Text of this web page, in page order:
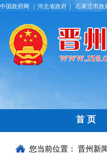
中国政府网 | 河北省政府 | 石家庄市政
首 页
历史文化晋州要
您当前位置： 晋州新